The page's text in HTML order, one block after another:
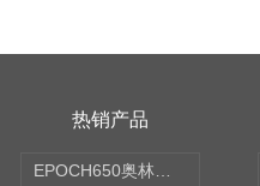
热销产品